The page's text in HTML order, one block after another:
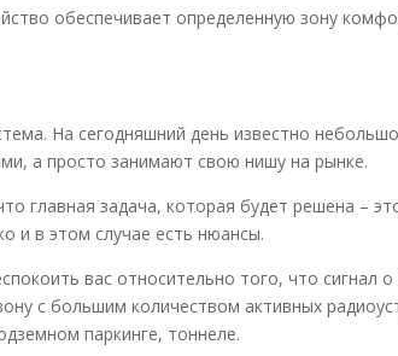
обеспечивает определенную зону
На сегодняшний день известно
а просто занимают свою нишу на рынке.
главная задача, которая будет решена –
и в этом случае есть нюансы.
вас относительно того, что сигнал
с большим количеством активных
паркинге, тоннеле.